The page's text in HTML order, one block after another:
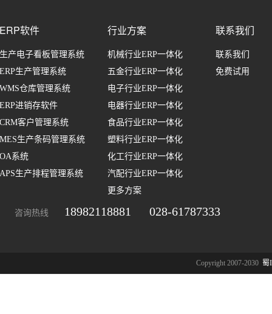
ERP软件
生产电子看板管理系统
ERP生产管理系统
WMS仓库管理系统
ERP进销存软件
CRM客户管理系统
MES生产条码管理系统
OA系统
APS生产排程管理系统
行业方案
机械行业ERP一体化
五金行业ERP一体化
电子行业ERP一体化
电器行业ERP一体化
食品行业ERP一体化
塑料行业ERP一体化
化工行业ERP一体化
汽配行业ERP一体化
更多方案
联系我们
联系我们
免费试用
咨询热线 18982118881 028-61787333
Copyright 2007-2030 蜀